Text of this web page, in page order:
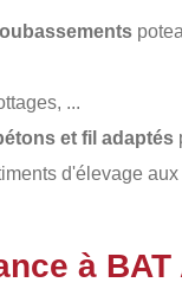
...
et fil adaptés
d'élevage
à